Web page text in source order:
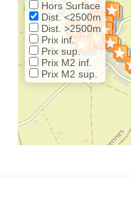
Hors Surface
Dist. <2500m
Dist. >2500m
Prix inf.
Prix sup.
Prix M2 inf.
Prix M2 sup.